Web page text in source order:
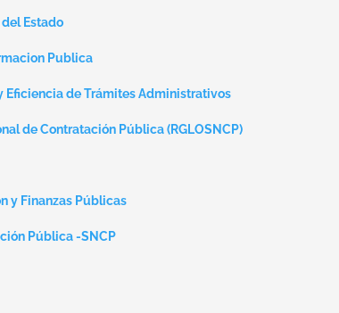
Estado
Publica
Eficiencia de Trámites Administrativos
de Contratación Pública (RGLOSNCP)
y Finanzas Públicas
Pública -SNCP